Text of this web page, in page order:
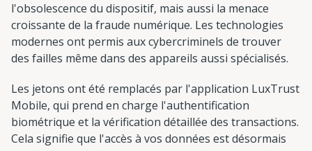
l'obsolescence du dispositif, mais aussi la menace
croissante de la fraude numérique. Les technologies
modernes ont permis aux cybercriminels de trouver
des failles même dans des appareils aussi spécialisés.
Les jetons ont été remplacés par l'application LuxTrust
Mobile, qui prend en charge l'authentification
biométrique et la vérification détaillée des transactions.
Cela signifie que l'accès à vos données est désormais